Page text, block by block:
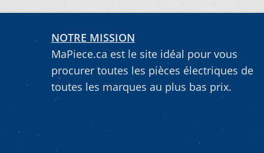
NOTRE MISSION
MaPiece.ca est le site idéal pour vous
procurer toutes les pièces électriques de
toutes les marques au plus bas prix.